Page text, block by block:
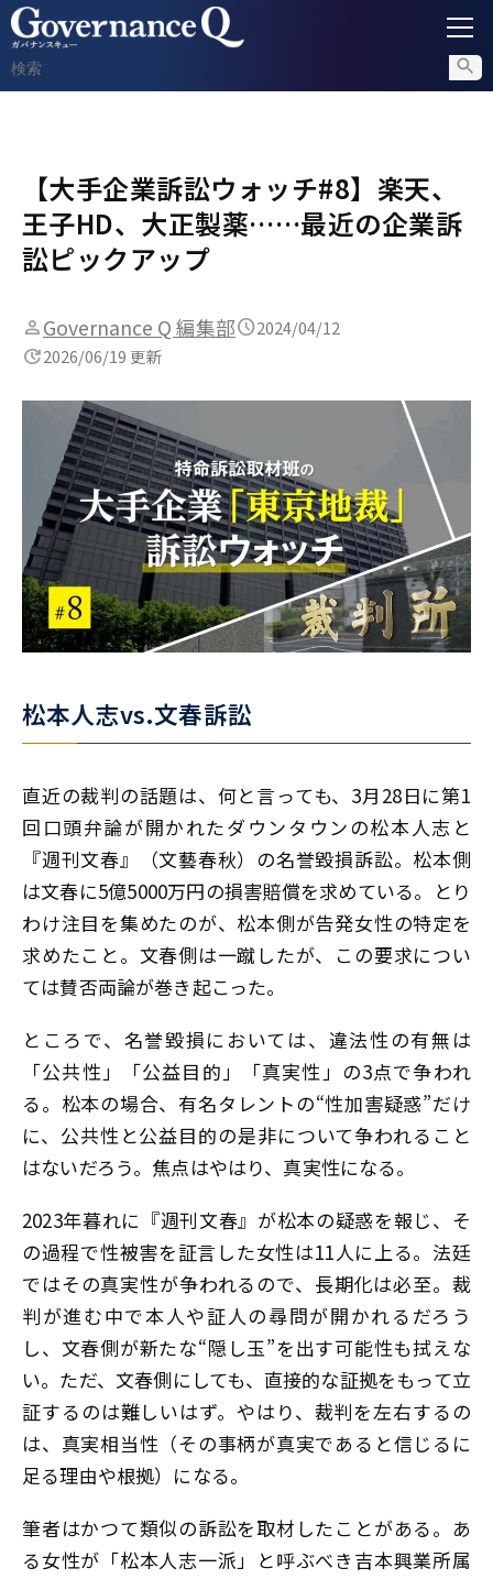
内部通報
コンプライアンス調査
不正対策
セミナー情報
【大手企業訴訟ウォッチ#8】楽天、
王子HD、大正製薬……最近の企業訴
訟ピックアップ
Governance Q 編集部
2024/04/12
2026/06/19 更新
松本人志vs.文春訴訟
直近の裁判の話題は、何と言っても、3月28日に第1
回口頭弁論が開かれたダウンタウンの松本人志と
『週刊文春』（文藝春秋）の名誉毀損訴訟。松本側
は文春に5億5000万円の損害賠償を求めている。とり
わけ注目を集めたのが、松本側が告発女性の特定を
求めたこと。文春側は一蹴したが、この要求につい
ては賛否両論が巻き起こった。
ところで、名誉毀損においては、違法性の有無は
「公共性」「公益目的」「真実性」の3点で争われ
る。松本の場合、有名タレントの“性加害疑惑”だけ
に、公共性と公益目的の是非について争われること
はないだろう。焦点はやはり、真実性になる。
2023年暮れに『週刊文春』が松本の疑惑を報じ、そ
の過程で性被害を証言した女性は11人に上る。法廷
ではその真実性が争われるので、長期化は必至。裁
判が進む中で本人や証人の尋問が開かれるだろう
し、文春側が新たな“隠し玉”を出す可能性も拭えな
い。ただ、文春側にしても、直接的な証拠をもって立
証するのは難しいはず。やはり、裁判を左右するの
は、真実相当性（その事柄が真実であると信じるに
足る理由や根拠）になる。
筆者はかつて類似の訴訟を取材したことがある。あ
る女性が「松本人志一派」と呼ぶべき吉本興業所属